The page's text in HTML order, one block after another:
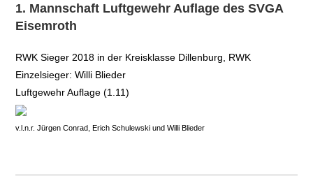
1. Mannschaft Luftgewehr Auflage des SVGA
Eisemroth
RWK Sieger 2018 in der Kreisklasse Dillenburg, RWK
Einzelsieger: Willi Blieder
Luftgewehr Auflage (1.11)
v.l.n.r. Jürgen Conrad, Erich Schulewski und Willi Blieder